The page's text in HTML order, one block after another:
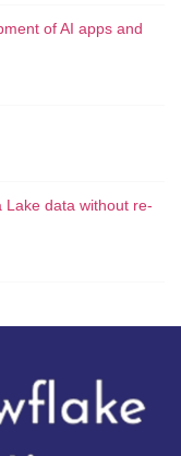
of AI apps and
Lake data without re-